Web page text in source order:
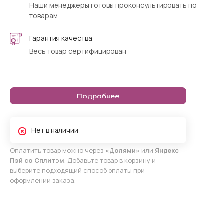
Наши менеджеры готовы проконсультировать по
товарам
Гарантия качества
Весь товар сертифицирован
Подробнее
Нет в наличии
Оплатить товар можно через «Долями» или Яндекс
Пэй со Сплитом. Добавьте товар в корзину и
выберите подходящий способ оплаты при
оформлении заказа.